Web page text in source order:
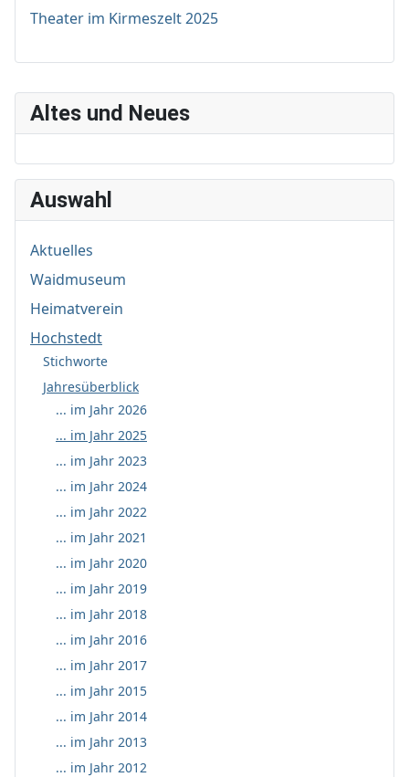
Altes und Neues
Auswahl
Aktuelles
Waidmuseum
Heimatverein
Hochstedt
Stichworte
Jahresüberblick
... im Jahr 2026
... im Jahr 2025
... im Jahr 2023
... im Jahr 2024
... im Jahr 2022
... im Jahr 2021
... im Jahr 2020
... im Jahr 2019
... im Jahr 2018
... im Jahr 2016
... im Jahr 2017
... im Jahr 2015
... im Jahr 2014
... im Jahr 2013
... im Jahr 2012
Theater im Kirmeszelt 2025